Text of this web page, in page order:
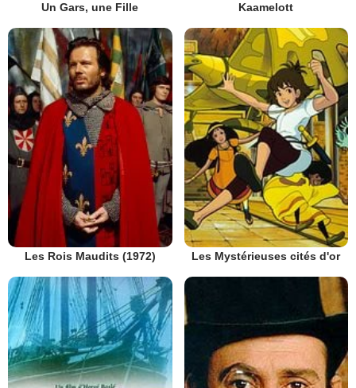
Un Gars, une Fille Kaamelott
Les Rois Maudits (1972) Les Mystérieuses cités d'or